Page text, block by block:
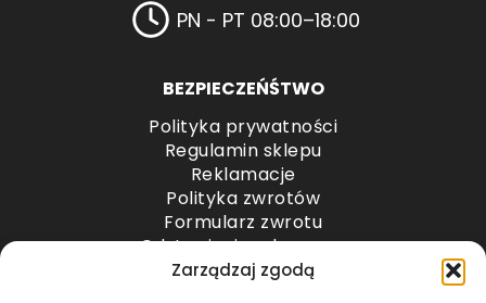
Zarządzaj zgodą
PN - PT 08:00–18:00
BEZPIECZEŃŚTWO
Polityka prywatności
Regulamin sklepu
Reklamacje
Polityka zwrotów
Formularz zwrotu
Odstąpienie od umowy
Odstąpienie od umowy – przesyłki paletowe